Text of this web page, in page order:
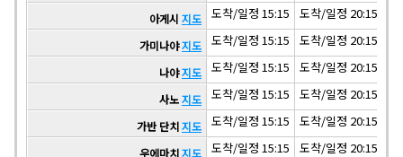
아게시 지도 도착/일정 15:15 도착/일정 20:15
가미나야지도 도착/일정 15:15 도착/일정 20:15
나야지도 도착/일정 15:15 도착/일정 20:15
사노지도 도착/일정 15:15 도착/일정 20:15
가반 단치지도 도착/일정 15:15 도착/일정 20:15
우에마치지도 도착/일정 15:15 도착/일정 20:15